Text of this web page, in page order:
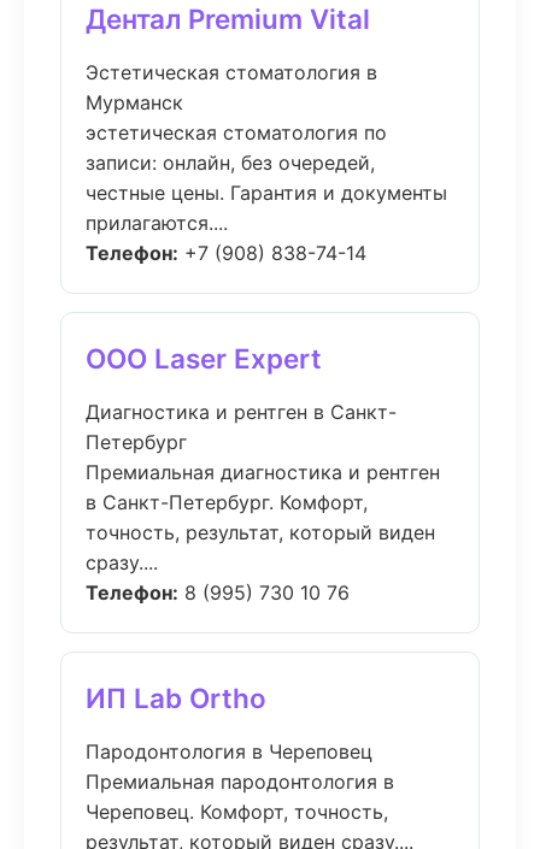
Дентал Premium Vital
Эстетическая стоматология в
Мурманск
эстетическая стоматология по
записи: онлайн, без очередей,
честные цены. Гарантия и документы
прилагаются....
Телефон: +7 (908) 838-74-14
ООО Laser Expert
Диагностика и рентген в Санкт-
Петербург
Премиальная диагностика и рентген
в Санкт-Петербург. Комфорт,
точность, результат, который виден
сразу....
Телефон: 8 (995) 730 10 76
ИП Lab Ortho
Пародонтология в Череповец
Премиальная пародонтология в
Череповец. Комфорт, точность,
результат, который виден сразу....